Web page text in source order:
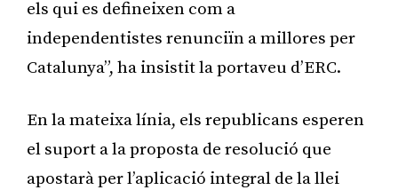
els qui es defineixen com a
independentistes renunciïn a millores per
Catalunya”, ha insistit la portaveu d’ERC.
En la mateixa línia, els republicans esperen
el suport a la proposta de resolució que
apostarà per l’aplicació integral de la llei